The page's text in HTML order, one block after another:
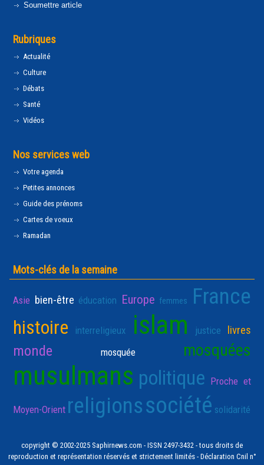
Soumettre article
Rubriques
Actualité
Culture
Débats
Santé
Vidéos
Nos services web
Votre agenda
Petites annonces
Guide des prénoms
Cartes de voeux
Ramadan
Mots-clés de la semaine
Asie bien-être éducation Europe femmes France
histoire interreligieux islam justice livres
monde mosquée mosquées
musulmans politique Proche et
Moyen-Orient religionssociété solidarité
copyright © 2002-2025 Saphirnews.com - ISSN 2497-3432 - tous droits de
reproduction et représentation réservés et strictement limités - Déclaration Cnil n°